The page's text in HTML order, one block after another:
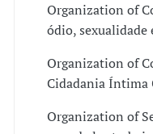
Organization of
ódio, sexualidade
Organization of
Cidadania Íntima
Organization of